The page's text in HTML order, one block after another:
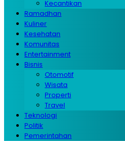
Kecantikan
Ramadhan
Kuliner
Kesehatan
Komunitas
Entertainment
Bisnis
Otomotif
Wisata
Properti
Travel
Teknologi
Politik
Pemerintahan